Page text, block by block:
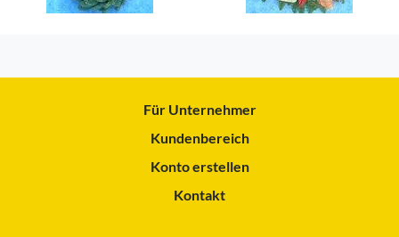
Für Unternehmer
Kundenbereich
Konto erstellen
Kontakt